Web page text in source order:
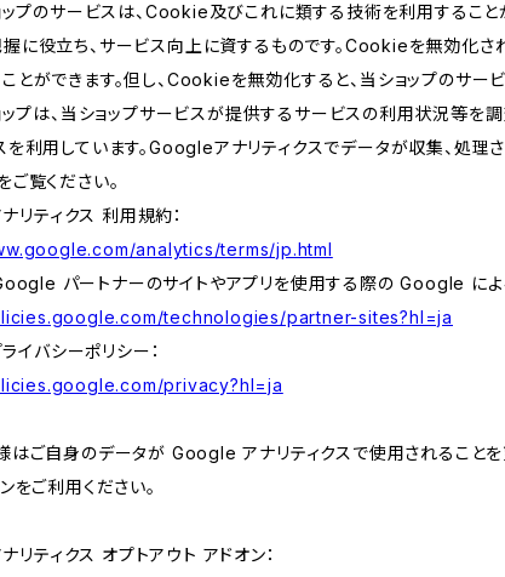
ョップのサービスは、Cookie及びこれに類する技術を利用するこ
に役立ち、サービス向上に資するものです。Cookieを無効化
とができます。但し、Cookieを無効化すると、当ショップのサ
ョップは、当ショップサービスが提供するサービスの利用状況
を利用しています。Googleアナリティクスでデータが収集、処
ご覧ください。
リティクス 利用規約：
analytics/terms/jp.html
パートナーのサイトやアプリを使用する際の Google によ
technologies/partner-sites?hl=ja
イバシーポリシー：
privacy?hl=ja
はご自身のデータが Google アナリティクスで使用されるこ
をご利用ください。
ティクス オプトアウト アドオン：